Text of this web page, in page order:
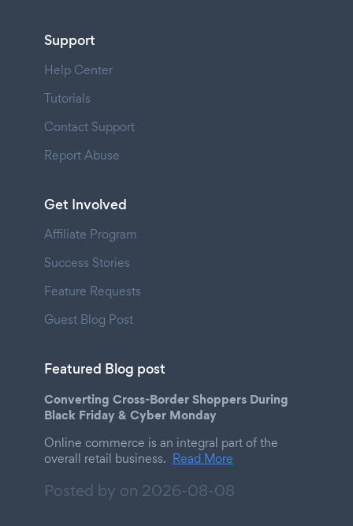
Support
Help Center
Tutorials
Contact Support
Report Abuse
Get Involved
Affiliate Program
Success Stories
Feature Requests
Guest Blog Post
Featured Blog post
Converting Cross-Border Shoppers During
Black Friday & Cyber Monday
Online commerce is an integral part of the
overall retail business. Read More
Posted by on 2026-08-08